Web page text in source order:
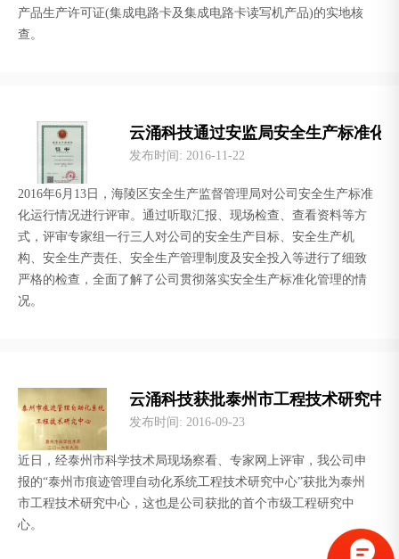
产品生产许可证(集成电路卡及集成电路卡读写机产品)的实地核
查。
云涌科技通过安监局安全生产标准化
发布时间 : 2016-11-22
2016年6月13日，海陵区安全生产监督管理局对公司安全生产标准
化运行情况进行评审。通过听取汇报、现场检查、查看资料等方
式，评审专家组一行三人对公司的安全生产目标、安全生产机
构、安全生产责任、安全生产管理制度及安全投入等进行了细致
严格的检查，全面了解了公司贯彻落实安全生产标准化管理的情
况。
云涌科技获批泰州市工程技术研究中
发布时间 : 2016-09-23
近日，经泰州市科学技术局现场察看、专家网上评审，我公司申
报的“泰州市痕迹管理自动化系统工程技术研究中心”获批为泰州
市工程技术研究中心，这也是公司获批的首个市级工程研究中
心。